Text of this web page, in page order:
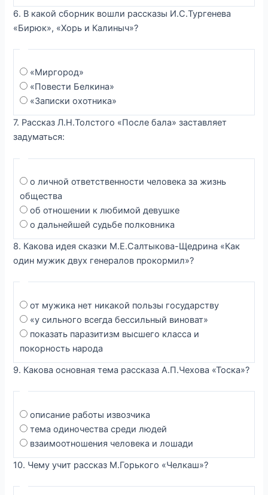
6. В какой сборник вошли рассказы И.С.Тургенева
«Бирюк», «Хорь и Калиныч»?
«Миргород»
«Повести Белкина»
«Записки охотника»
7. Рассказ Л.Н.Толстого «После бала» заставляет
задуматься:
о личной ответственности человека за жизнь
общества
об отношении к любимой девушке
о дальнейшей судьбе полковника
8. Какова идея сказки М.Е.Салтыкова-Щедрина «Как
один мужик двух генералов прокормил»?
от мужика нет никакой пользы государству
«у сильного всегда бессильный виноват»
показать паразитизм высшего класса и
покорность народа
9. Какова основная тема рассказа А.П.Чехова «Тоска»?
описание работы извозчика
тема одиночества среди людей
взаимоотношения человека и лошади
10. Чему учит рассказ М.Горького «Челкаш»?